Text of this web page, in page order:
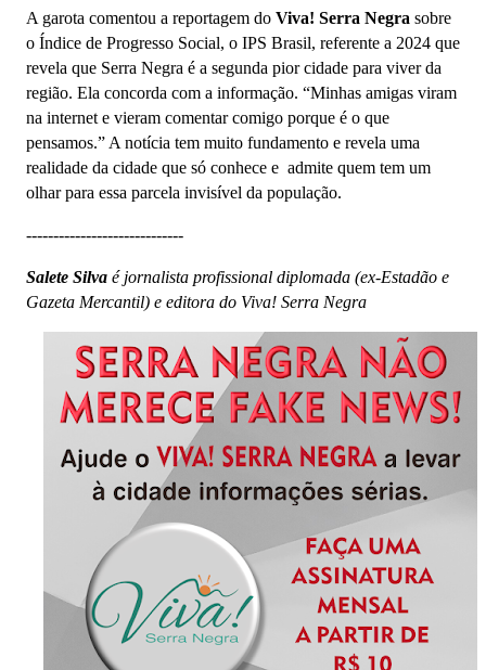
A garota comentou a reportagem do Viva! Serra Negra sobre
o Índice de Progresso Social, o IPS Brasil, referente a 2024 que
revela que Serra Negra é a segunda pior cidade para viver da
região. Ela concorda com a informação. “Minhas amigas viram
na internet e vieram comentar comigo porque é o que
pensamos.” A notícia tem muito fundamento e revela uma
realidade da cidade que só conhece e admite quem tem um
olhar para essa parcela invisível da população.
-----------------------------
Salete Silva é jornalista profissional diplomada (ex-Estadão e
Gazeta Mercantil) e editora do Viva! Serra Negra